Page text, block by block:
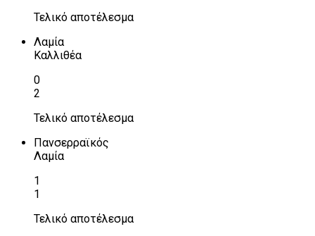
Τελικό αποτέλεσμα
Λαμία
Καλλιθέα
0
2
Τελικό αποτέλεσμα
Πανσερραϊκός
Λαμία
1
1
Τελικό αποτέλεσμα